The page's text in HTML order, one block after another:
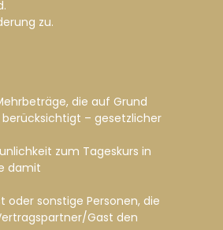
zu.
die auf Grund
– gesetzlicher
zum Tageskurs in
damit
sonstige Personen, die
Gast den